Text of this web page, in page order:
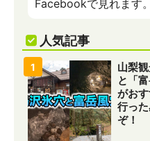
Facebookで見れます。
人気記事
山梨
と「
がお
行っ
ぞ！